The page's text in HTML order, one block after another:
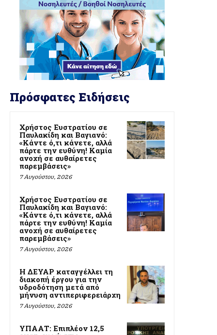
Πρόσφατες Ειδήσεις
Χρήστος Ευστρατίου σε
Παυλακίδη και Βαγιανό:
«Κάντε ό,τι κάνετε, αλλά
πάρτε την ευθύνη! Καμία
ανοχή σε αυθαίρετες
παρεμβάσεις»
7 Αυγούστου, 2026
Χρήστος Ευστρατίου σε
Παυλακίδη και Βαγιανό:
«Κάντε ό,τι κάνετε, αλλά
πάρτε την ευθύνη! Καμία
ανοχή σε αυθαίρετες
παρεμβάσεις»
7 Αυγούστου, 2026
Η ΔΕΥΑΡ καταγγέλλει τη
διακοπή έργου για την
υδροδότηση μετά από
μήνυση αντιπεριφερειάρχη
7 Αυγούστου, 2026
ΥΠΑΑΤ: Επιπλέον 12,5